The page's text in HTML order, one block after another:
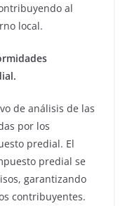
al
local.
de análisis de las
por los
predial. El
predial se
garantizando
contribuyentes.